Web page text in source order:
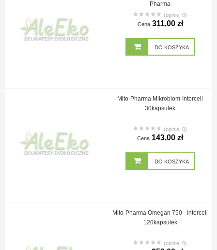
Pharma
(opinie: 0)
Cena 311,00 zł
DO KOSZYKA
Mito-Pharma Mikrobiom-Intercell
30kapsułek
(opinie: 0)
Cena 143,00 zł
DO KOSZYKA
Mito-Pharma Omegan 750 - Intercell
120kapsułek
(opinie: 0)